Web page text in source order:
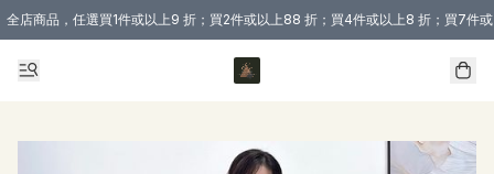
全店商品，任選買1件或以上9 折；買2件或以上88 折；買4件或以上8 折；買7件
購買 3 件商品或以上即享免運費優惠！（適用於 本地送貨、本地取貨 )